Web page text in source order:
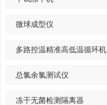
微球成型仪
多路控温精准高低温循环机
总氯余氯测试仪
冻干无菌检测隔离器